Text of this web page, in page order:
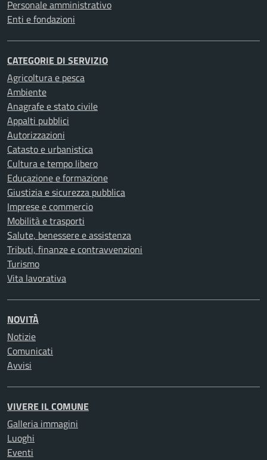
bancari) sia categorie particolari di dati
personali e dati relativi a condanne penali e
GDPR. Tali dati saranno trattati presso la sede
dell’Ente e/o presso i Responsabili del
trattamento designati secondo l’articolo 28 del
GDPR. Il personale autorizzato, altamente
qualificato, userà anche strumenti elettronici
per il trattamento, nel rispetto delle misure di
sicurezza imposte dal GDPR. I dati personali
sono conservati per il periodo necessario alla
gestione dei procedimenti amministrativi e
oltre, nel rispetto degli obblighi di conservazione
documentale. Possono essere comunicati a terzi
solo per adempiere a richieste specifiche, per
obblighi legali o regolamentari, o nell’ambito di
procedimenti amministrativi. Il trattamento è
limitato ai paesi dell’UE. Il titolare del
trattamento e responsabili ex art. 28 GDPR Il
Titolare del trattamento è il Comune di Maiori
84010., tel.: 089 814 204. L’elenco dei
Responsabili è disponibile presso l’Ente.
Responsabile della protezione dei dati (RPD) è
possono esercitare, ove applicabili, i diritti
previsti dall’art. 15 e seguenti del GDPR ed in
particolare il diritto di accedere ai propri dati
personali, di chiederne la rettifica o la
Personale amministrativo
Enti e fondazioni
CATEGORIE DI SERVIZIO
Agricoltura e pesca
Ambiente
Anagrafe e stato civile
Appalti pubblici
Autorizzazioni
Catasto e urbanistica
Cultura e tempo libero
Educazione e formazione
Giustizia e sicurezza pubblica
Imprese e commercio
Mobilità e trasporti
Salute, benessere e assistenza
Tributi, finanze e contravvenzioni
Turismo
Vita lavorativa
NOVITÀ
Notizie
Comunicati
Avvisi
VIVERE IL COMUNE
Galleria immagini
Luoghi
Eventi